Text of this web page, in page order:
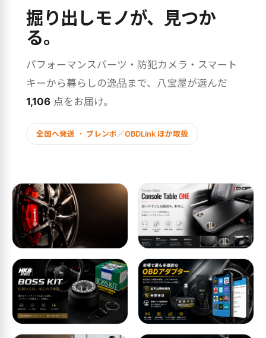
掘り出しモノが、見つか
る。
パフォーマンスパーツ・防犯カメラ・スマート
キーから暮らしの逸品まで、八宝屋が選んだ
1,106 点をお届け。
全国へ発送 ・ ブレンボ／OBDLink ほか取扱